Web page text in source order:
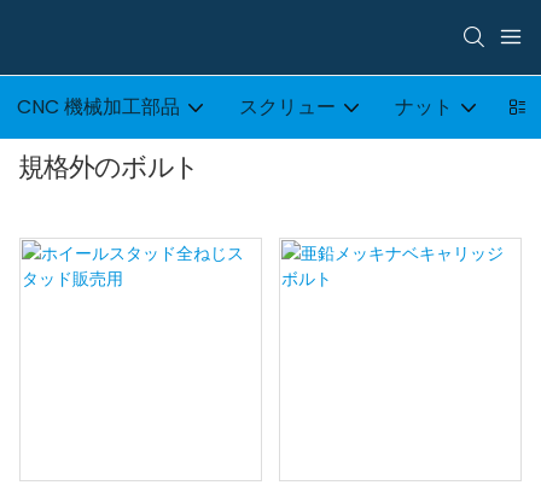
CNC 機械加工部品 スクリュー ナット ボ
規格外のボルト